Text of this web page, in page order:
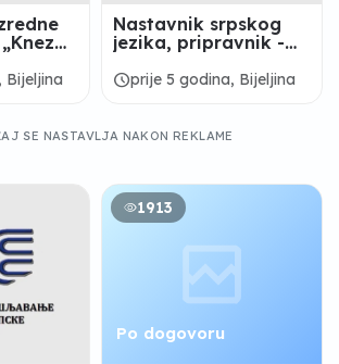
Bijeljina
Nastavnik srpskog
jezika, pripravnik -
„Mihajlo Pupin“,
scheduleprije 5 godina, Bijeljina
SE NASTAVLJA NAKON REKLAME
1913
Po dogovoru